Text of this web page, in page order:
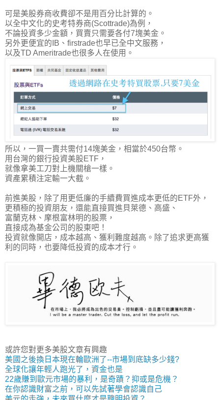
可是美股券商收費卻不是用百分比計算的。
以全中文化的史考特券商(Scottrade)為例，
不論投資多少金額，買賣只需要各付7塊美金。
另外更便宜的IB、firstrade也早已全中文服務，
以及TD Ameritrade也很多人在使用。
所以，一買一賣共需付14塊美金，相當於450台幣。
用台灣的銀行投資美股ETF，
就像拿美工刀對上機關槍一樣。
資產累積注定輸一大截。
前進美股，除了用更低廉的手續費買進成本更低的ETF外，
更積極的投資朋友，還能直接買進貝萊德、高盛、
富蘭克林、摩根富林明的股票，
直接成為基金公司的股東吧！
投資就像開店，成本越高、獲利難度越高。除了追求更高獲
利的同時，也要降低投資的成本才行。
或許您對更多美股文章有興趣
美國之後換日本現在輪歐洲了--市場到底缺多少錢?
全球化讓年輕人跑光了，資金也是
22歲賺到歐元市場的暴利，是奇蹟？抑或是危機？
在你認識財富之前，可以先試著學會認識自己